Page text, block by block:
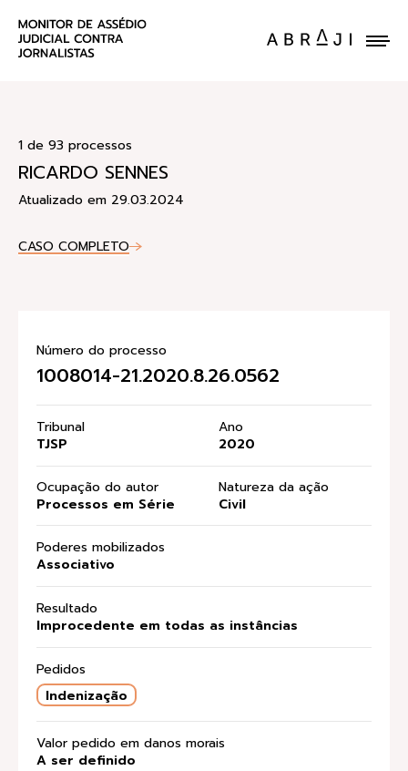
ENVIE UM CASO
1 de 93 processos
RICARDO SENNES
Atualizado em 29.03.2024
CASO COMPLETO
Número do processo
1008014-21.2020.8.26.0562
Tribunal
TJSP
Ano
2020
Ocupação do autor
Processos em Série
Natureza da ação
Civil
Poderes mobilizados
Associativo
Resultado
Improcedente em todas as instâncias
Pedidos
Indenização
Valor pedido em danos morais
A ser definido